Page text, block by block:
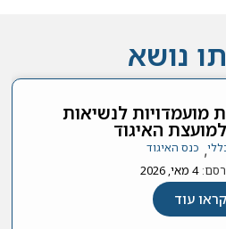
נושא
מועמדויות לנשיאות
האיגוד
, כנס האיגוד
4 מאי, 2026
קראו עוד